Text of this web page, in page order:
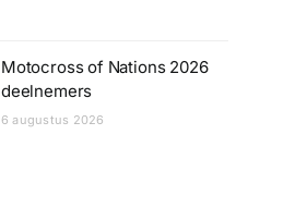
Motocross of Nations 2026
deelnemers
6 augustus 2026